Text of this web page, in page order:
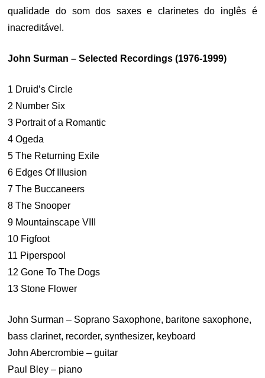
qualidade do som dos saxes e clarinetes do inglês é
inacreditável.
John Surman – Selected Recordings (1976-1999)
1 Druid’s Circle
2 Number Six
3 Portrait of a Romantic
4 Ogeda
5 The Returning Exile
6 Edges Of Illusion
7 The Buccaneers
8 The Snooper
9 Mountainscape VIII
10 Figfoot
11 Piperspool
12 Gone To The Dogs
13 Stone Flower
John Surman – Soprano Saxophone, baritone saxophone,
bass clarinet, recorder, synthesizer, keyboard
John Abercrombie – guitar
Paul Bley – piano